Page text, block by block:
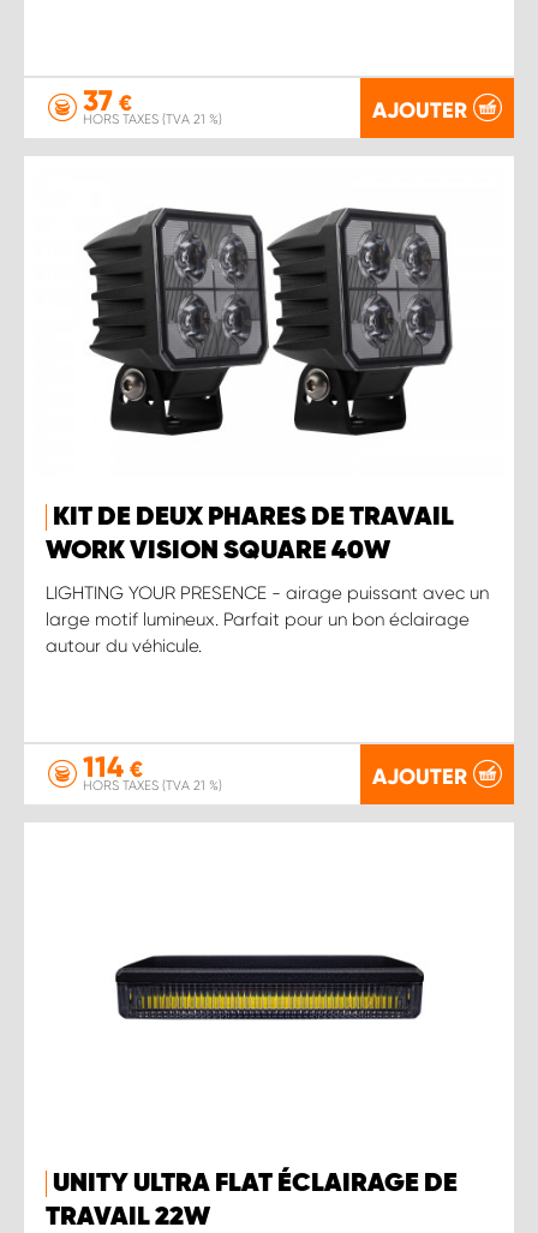
37 €
HORS TAXES (TVA 21 %) AJOUTER
KIT DE DEUX PHARES DE TRAVAIL
WORK VISION SQUARE 40W
LIGHTING YOUR PRESENCE - airage puissant avec un
large motif lumineux. Parfait pour un bon éclairage
autour du véhicule.
114 €
HORS TAXES (TVA 21 %) AJOUTER
UNITY ULTRA FLAT ÉCLAIRAGE DE
TRAVAIL 22W